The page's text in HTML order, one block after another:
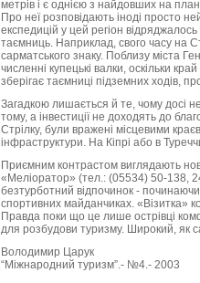
метрів і є однією з найдовших на
Про неї розповідають іноді просто
експедицій у цей регіон
таємниць. Наприклад, свого часу на
сарматського знаку. Поблизу міста
численні купецькі валки, оскільки
зберігає таємниці підземних ходів,
Загадкою лишається й те, чому досі
тому, а інвестиції не доходять до
Стрілку, були вражені місцевими
інфраструктури. На Кіпрі або в
Приємним контрастом виглядають
«Меліоратор» (тел.: (05534) 50-138,
безтурботний відпочинок -
спортивних майданчиках. «Візитка»
Правда поки що це лише острівці
для розбудови туризму. Широкий, як
Володимир Царук
“Міжнародний туризм”.- №4.- 2003